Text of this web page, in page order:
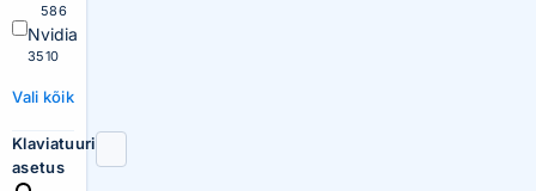
586
Nvidia
3510
Vali kõik
Klaviatuuri
asetus